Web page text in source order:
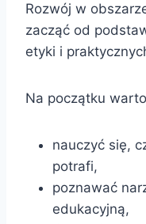
Rozwój w
zacząć od
etyki i
Na początku
nauczyć się,
potrafi,
poznawać
edukacyjną,